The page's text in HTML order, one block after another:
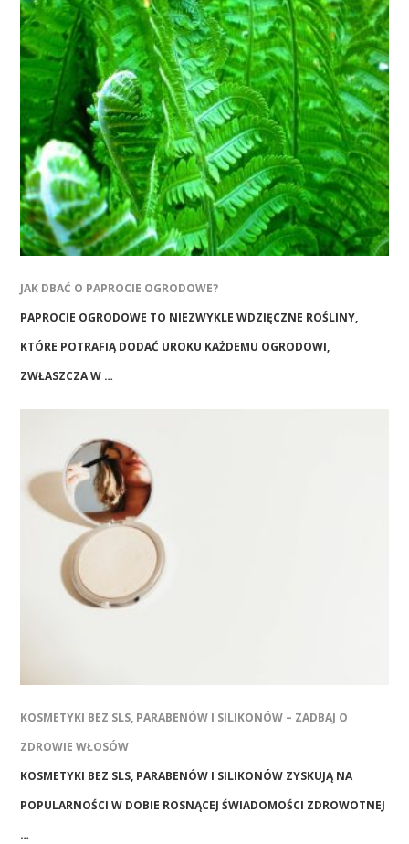
JAK DBAĆ O PAPROCIE OGRODOWE?
PAPROCIE OGRODOWE TO NIEZWYKLE WDZIĘCZNE ROŚLINY,
KTÓRE POTRAFIĄ DODAĆ UROKU KAŻDEMU OGRODOWI,
ZWŁASZCZA W …
KOSMETYKI BEZ SLS, PARABENÓW I SILIKONÓW – ZADBAJ O
ZDROWIE WŁOSÓW
KOSMETYKI BEZ SLS, PARABENÓW I SILIKONÓW ZYSKUJĄ NA
POPULARNOŚCI W DOBIE ROSNĄCEJ ŚWIADOMOŚCI ZDROWOTNEJ
…